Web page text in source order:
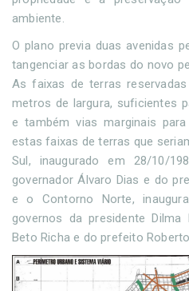
ambiente.
O plano previa duas avenidas
tangenciar as bordas do novo
As faixas de terras
metros de largura, suficientes
e também vias marginais
estas faixas de terras que
Sul, inaugurado em 28/10/
governador Álvaro Dias e do
e o Contorno Norte,
governos da presidente
Beto Richa e do prefeito